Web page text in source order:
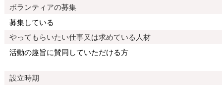
ボランティアの募集
募集している
やってもらいたい仕事又は求めている人材
活動の趣旨に賛同していただける方
設立時期